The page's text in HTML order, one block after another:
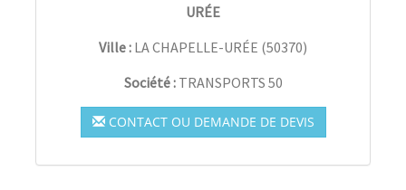
URÉE
Ville : LA CHAPELLE-URÉE (50370)
Société : TRANSPORTS 50
CONTACT OU DEMANDE DE DEVIS